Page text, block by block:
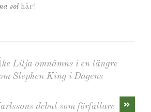
sol här!
Lilja omnämns i en längre
Stephen King i Dagens
»
debut som författare